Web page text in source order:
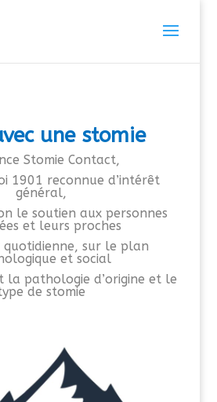
une stomie
Stomie Contact,
1901 reconnue d’intérêt
général,
le soutien aux personnes
et leurs proches
sur le plan
et social
la pathologie d’origine et le
de stomie